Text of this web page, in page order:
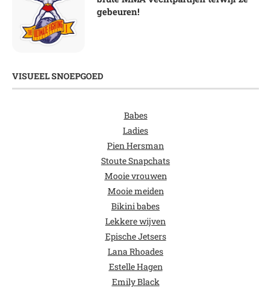
gebeuren!
VISUEEL SNOEPGOED
Babes
Ladies
Pien Hersman
Stoute Snapchats
Mooie vrouwen
Mooie meiden
Bikini babes
Lekkere wijven
Epische Jetsers
Lana Rhoades
Estelle Hagen
Emily Black